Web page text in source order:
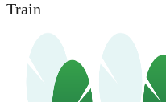
Train